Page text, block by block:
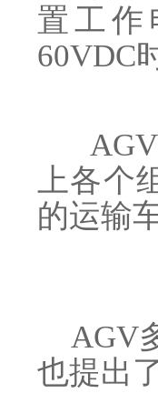
置工作
60VDC
AGV
上各个
的运输
AGV
也提出